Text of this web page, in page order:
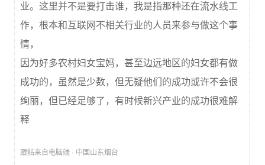
业。这里并不是要打击谁，我是指那种还在流水线工
作，根本和互联网不相关行业的人员来参与做这个事
情，
因为好多农村妇女宝妈，甚至边远地区的妇女都有做
成功的，虽然是少数，但无疑他们的成功或许不会很
绚丽，但已经足够了，有时候新兴产业的成功很难解
释
跟帖来自电脑端 · 中国山东烟台